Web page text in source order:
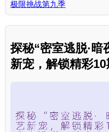
极限挑战第九季
探秘“密室逃脱·暗
新宠，解锁精彩10